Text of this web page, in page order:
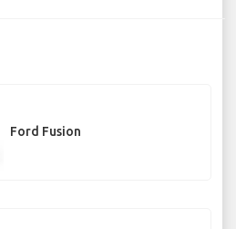
Ford Fusion